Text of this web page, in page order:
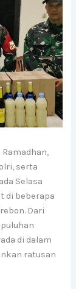
Ramadhan,
serta
Selasa
di beberapa
Dari
di dalam
ratusan